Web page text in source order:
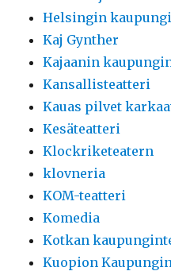
Helsingin
Kaj Gynther
Kajaanin
Kansallisteatteri
Kauas pilvet
Kesäteatteri
Klockriketeatern
klovneria
KOM-teatteri
Komedia
Kotkan
Kuopion